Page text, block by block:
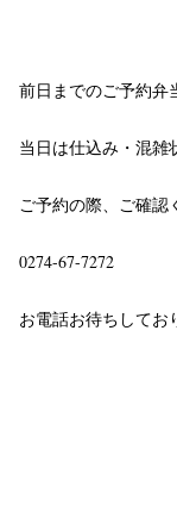
前日までのご予約弁
当日は仕込み・混雑
ご予約の際、ご確認
0274-67-7272
お電話お待ちしてお